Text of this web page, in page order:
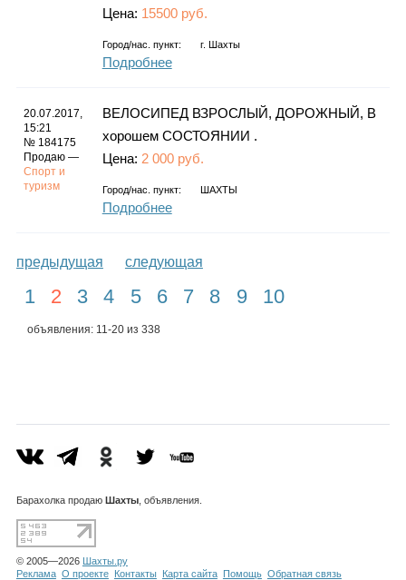
Цена: 15500 руб.
Город/нас. пункт: г. Шахты
Подробнее
20.07.2017,
15:21
№ 184175
Продаю —
Спорт и
туризм
ВЕЛОСИПЕД ВЗРОСЛЫЙ, ДОРОЖНЫЙ, В
хорошем СОСТОЯНИИ .
Цена: 2 000 руб.
Город/нас. пункт: ШАХТЫ
Подробнее
предыдущая следующая
1 2 3 4 5 6 7 8 9 10
объявления: 11-20 из 338
Барахолка продаю Шахты, объявления.
© 2005—2026
Шахты.ру
Реклама О проекте Контакты Карта сайта Помощь Обратная связь